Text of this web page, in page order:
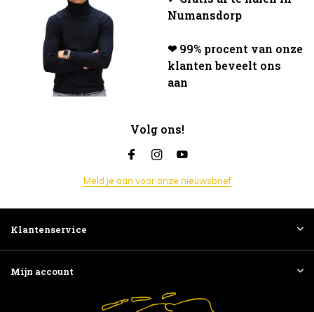
Numansdorp
❤ 99% procent van onze
klanten beveelt ons
aan
Volg ons!
Meld je aan voor onze nieuwsbrief
Klantenservice
Mijn account